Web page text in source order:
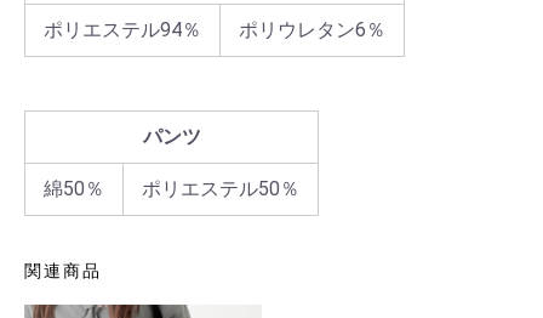
ポリエステル94％ ポリウレタン6％
パンツ
綿50％ ポリエステル50％
関連商品